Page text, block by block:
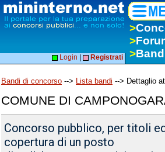
>
>
>
Login Registrati
Bandi di concorso --> Lista bandi --> Dettaglio
COMUNE DI
Concorso pubblico, per titoli
copertura di un posto